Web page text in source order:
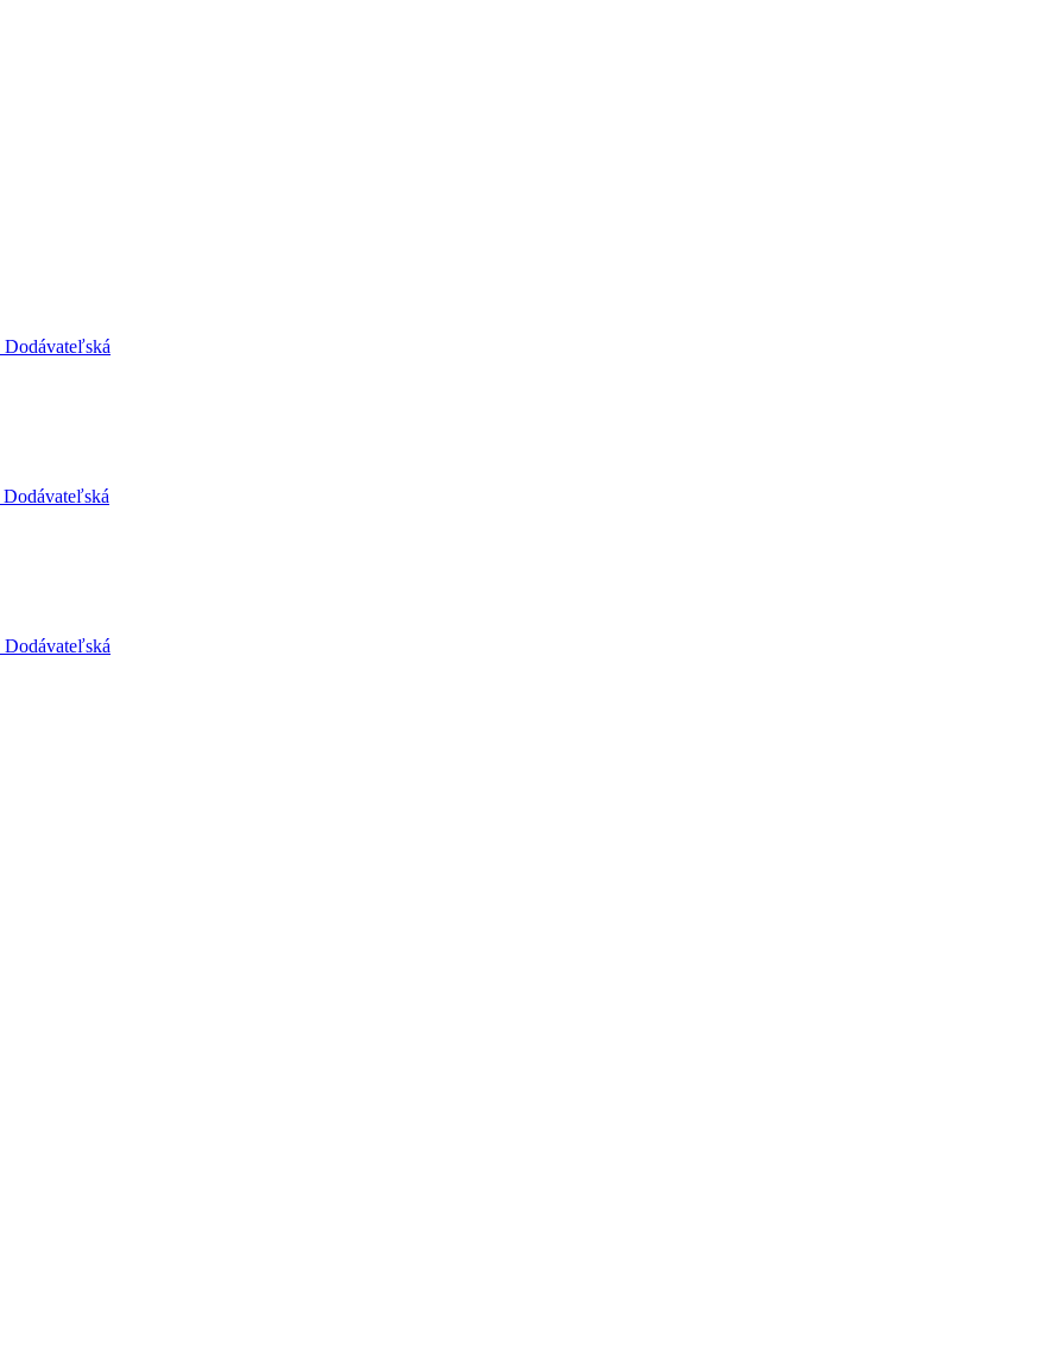
Dodávateľská
Dodávateľská
Dodávateľská